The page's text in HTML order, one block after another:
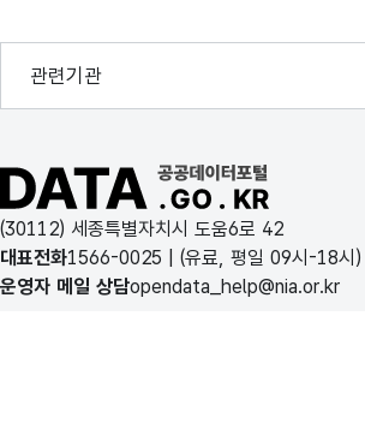
관련기관
행정안전부
한국지능정보사회진흥원
국가정보자원관리원
한국지역정보개발원
공공데이터포털 바로가기
(30112) 세종특별자치시 도움6로 42
대표전화1566-0025 | (유료, 평일 09시-18시)
운영자 메일 상담opendata_help@nia.or.kr